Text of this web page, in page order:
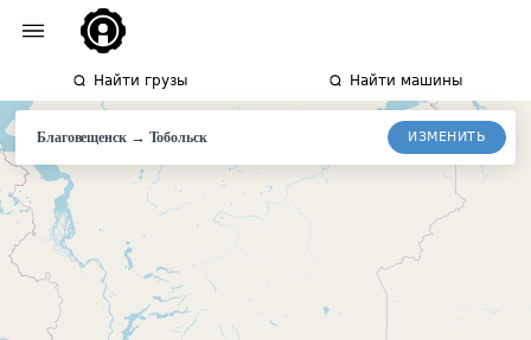
Найти грузы Найти машины
Благовещенск→ Тобольск ИЗМЕНИТЬ